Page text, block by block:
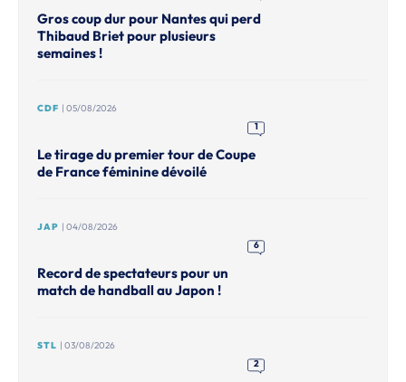
Gros coup dur pour Nantes qui perd
Thibaud Briet pour plusieurs
semaines !
CDF | 05/08/2026
1
Le tirage du premier tour de Coupe
de France féminine dévoilé
JAP | 04/08/2026
6
Record de spectateurs pour un
match de handball au Japon !
STL | 03/08/2026
2